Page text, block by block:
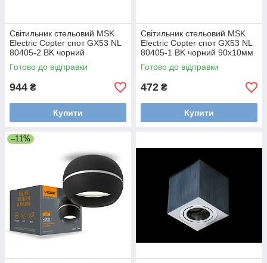
Світильник стельовий MSK
Electric Copter спот GX53 NL
80405-2 BK чорний
370х80х110мм
Готово до відправки
944 ₴
Купити
Світильник стельовий MSK
Electric Copter спот GX53 NL
80405-1 BK чорний 90х10мм
Готово до відправки
472 ₴
Купити
–11%